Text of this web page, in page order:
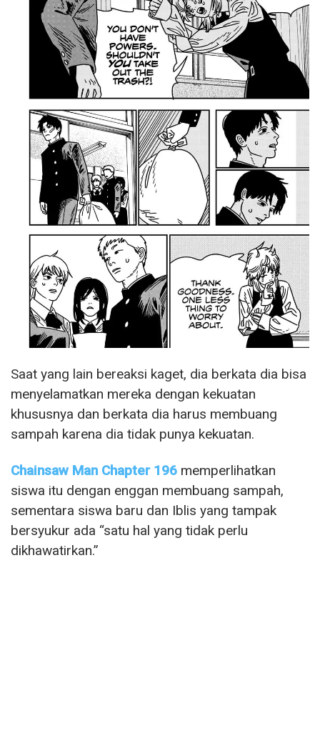
Saat yang lain bereaksi kaget, dia berkata dia bisa
menyelamatkan mereka dengan kekuatan
khususnya dan berkata dia harus membuang
sampah karena dia tidak punya kekuatan.
Chainsaw Man Chapter 196 memperlihatkan
siswa itu dengan enggan membuang sampah,
sementara siswa baru dan Iblis yang tampak
bersyukur ada “satu hal yang tidak perlu
dikhawatirkan.”